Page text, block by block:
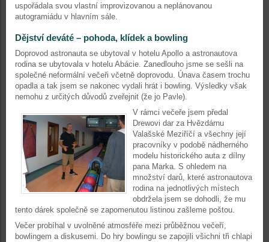
uspořádala svou vlastní improvizovanou a neplánovanou
autogramiádu v hlavním sále.
Dějství deváté – pohoda, klídek a bowling
Doprovod astronauta se ubytoval v hotelu Apollo a astronautova
rodina se ubytovala v hotelu Abácie. Zanedlouho jsme se sešli na
společné neformální večeři včetně doprovodu. Únava časem trochu
opadla a tak jsem se nakonec vydali hrát i bowling. Výsledky však
nemohu z určitých důvodů zveřejnit (že jo Pavle).
V rámci večeře jsem předal
Drewovi dar za Hvězdárnu
Valašské Meziříčí a všechny její
pracovníky v podobě nádherného
modelu historického auta z dílny
pana Marka. S ohledem na
množství darů, které astronautova
rodina na jednotlivých místech
obdržela jsem se dohodli, že mu
tento dárek společně se zapomenutou listinou zašleme poštou.
Večer probíhal v uvolněné atmosféře mezi průběžnou večeří,
bowlingem a diskusemi. Do hry bowlingu se zapojili všichni tři chlapi